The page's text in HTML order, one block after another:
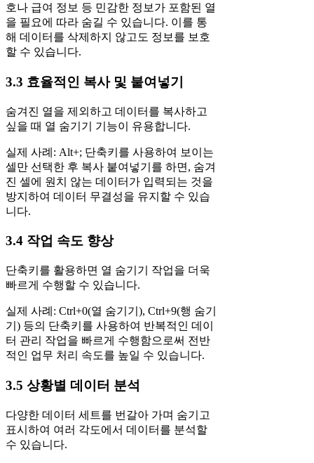
호나 급여 정보 등 민감한 정보가 포함된 열
을 필요에 따라 숨길 수 있습니다. 이를 통
해 데이터를 삭제하지 않고도 정보를 보호
할 수 있습니다.
3.3 효율적인 복사 및 붙여넣기
숨겨진 열을 제외하고 데이터를 복사하고
싶을 때 열 숨기기 기능이 유용합니다.
실제 사례: Alt+; 단축키를 사용하여 보이는
셀만 선택한 후 복사 붙여넣기를 하면, 숨겨
진 셀에 원치 않는 데이터가 입력되는 것을
방지하여 데이터 무결성을 유지할 수 있습
니다.
3.4 작업 속도 향상
단축키를 활용하면 열 숨기기 작업을 더욱
빠르게 수행할 수 있습니다.
실제 사례: Ctrl+0(열 숨기기), Ctrl+9(행 숨기
기) 등의 단축키를 사용하여 반복적인 데이
터 관리 작업을 빠르게 수행함으로써 전반
적인 업무 처리 속도를 높일 수 있습니다.
3.5 상황별 데이터 분석
다양한 데이터 세트를 번갈아 가며 숨기고
표시하여 여러 각도에서 데이터를 분석할
수 있습니다.